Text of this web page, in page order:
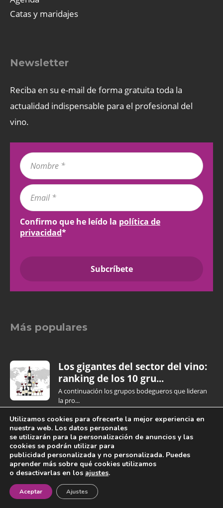
Catas y maridajes
Newsletter
Reciba en su e-mail de forma gratuita toda la
actualidad indispensable para el profesional del
vino.
Confirmo que he leído la política de
privacidad*
Más populares
Los gigantes del sector del vino:
ranking de los 10 gru...
A continuación los grupos bodegueros que lideran
la pro...
Más allá del algoritmo: cómo el
consumidor descubre y e...
El programa Insights & Imagination de la agencia
de...
¡Newsletter!
Utilizamos cookies para ofrecerte la mejor experiencia en
nuestra web. Los datos personales
se utilizarán para la personalización de anuncios y las
cookies se podrán utilizar para
publicidad personalizada y no personalizada. Puedes
aprender más sobre qué cookies utilizamos
o desactivarlas en los ajustes.
Aceptar Ajustes